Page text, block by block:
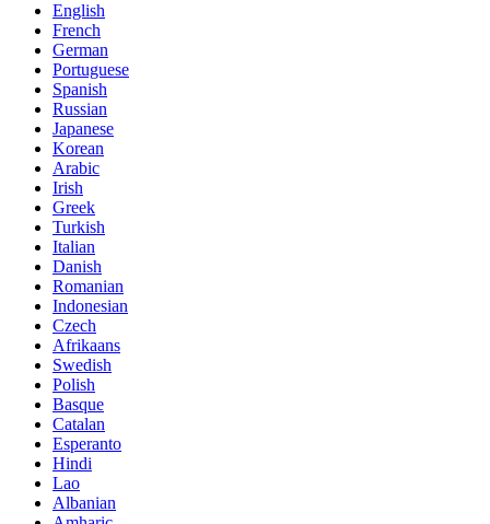
English
French
German
Portuguese
Spanish
Russian
Japanese
Korean
Arabic
Irish
Greek
Turkish
Italian
Danish
Romanian
Indonesian
Czech
Afrikaans
Swedish
Polish
Basque
Catalan
Esperanto
Hindi
Lao
Albanian